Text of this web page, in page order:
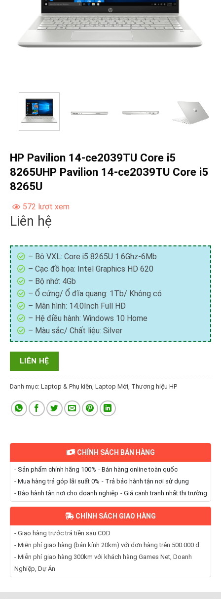
HP Pavilion 14-ce2039TU Core i5
8265UHP Pavilion 14-ce2039TU Core i5
8265U
572 lượt xem
Liên hệ
– Bộ VXL: Core i5 8265U 1.6Ghz-6Mb
– Cạc đồ họa: Intel Graphics HD 620
– Bộ nhớ: 4Gb
– Ổ cứng/ Ổ đĩa quang: 1Tb/ Không có
– Màn hình: 14.0Inch Full HD
– Hệ điều hành: Windows 10 Home
– Màu sắc/ Chất liệu: Silver
LIÊN HỆ
Danh mục: Laptop & Phụ kiện Laptop Mới Thương hiệu HP
CHÍNH SÁCH BÁN HÀNG
- Sản phẩm chính hãng 100% - Bán hàng online toàn quốc
- Mua hàng trả góp lãi suất 0% - Trả bảo hành tận nơi sử dụng
- Bảo hành tận nơi cho doanh nghiệp - Giá cạnh tranh nhất thị trường
CHÍNH SÁCH GIAO HÀNG
- Giao hàng trước trả tiền sau COD
- Miễn phí giao hàng (bán kính 20km) với đơn hàng trên 500.000 đ
- Miễn phí giao hàng 300km với khách hàng Games Net, Doanh
Nghiệp, Dự Án